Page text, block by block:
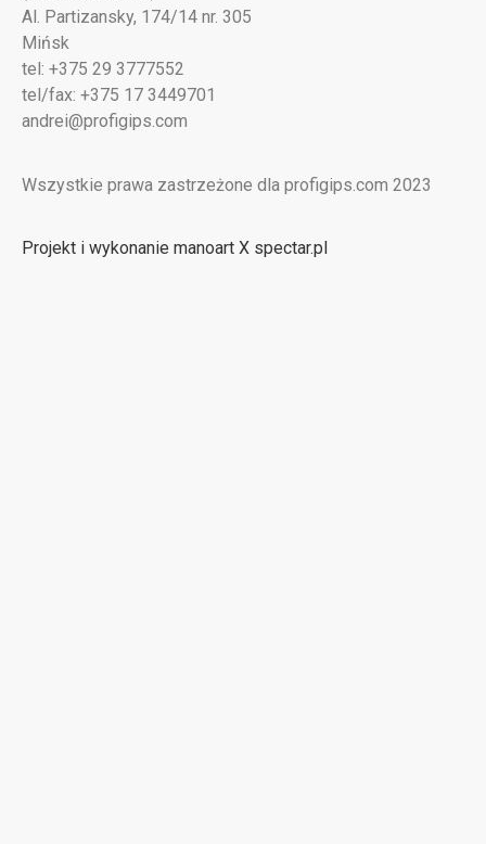
Al. Partizansky, 174/14 nr. 305
Mińsk
tel: +375 29 3777552
tel/fax: +375 17 3449701
andrei@profigips.com
Wszystkie prawa zastrzeżone dla profigips.com 2023
Projekt i wykonanie manoart X spectar.pl